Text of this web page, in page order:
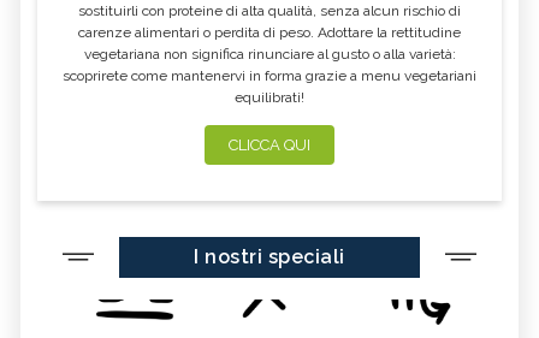
sostituirli con proteine di alta qualità, senza alcun rischio di
carenze alimentari o perdita di peso. Adottare la rettitudine
vegetariana non significa rinunciare al gusto o alla varietà:
scoprirete come mantenervi in forma grazie a menu vegetariani
equilibrati!
CLICCA QUI
I nostri speciali